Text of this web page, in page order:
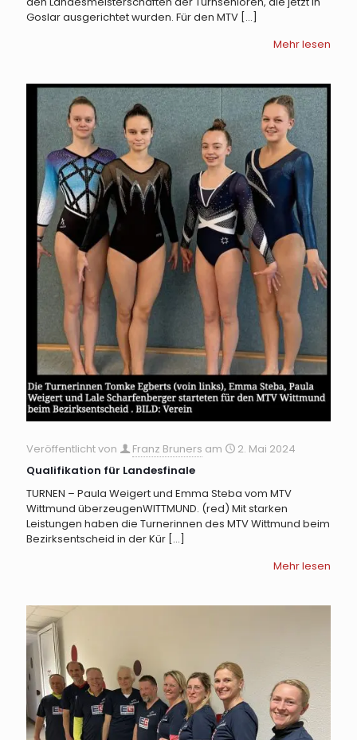
Goslar ausgerichtet wurden. Für den MTV […]
Mehr lesen
Veröffentlicht von Franz Bruners am
2. Mai 2024
Qualifikation für Landesfinale
TURNEN – Paula Weigert und Emma Steba vom MTV
Wittmund überzeugenWITTMUND. (red) Mit starken
Leistungen haben die Turnerinnen des MTV Wittmund beim
Bezirksentscheid in der Kür […]
Mehr lesen